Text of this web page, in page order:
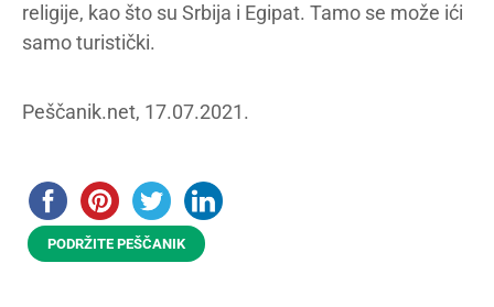
religije, kao što su Srbija i Egipat. Tamo se može ići
samo turistički.
Peščanik.net, 17.07.2021.
PODRŽITE PEŠČANIK